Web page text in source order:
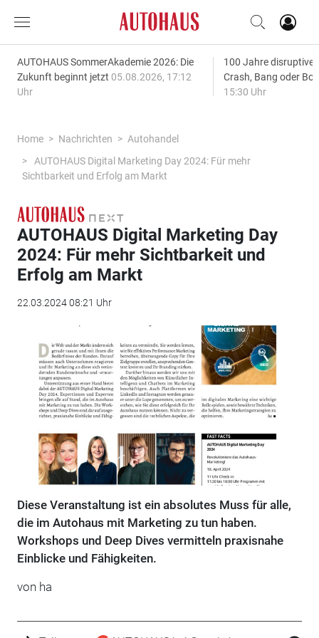
AUTOHAUS SommerAkademie 2026: Die
Zukunft beginnt jetzt 05.08.2026, 17:12
Uhr
100 Jahre disruptive
Crash, Bang oder
15:30 Uhr
Home Nachrichten
Autohandel
AUTOHAUS Digital Marketing Day 2024: Für mehr
Sichtbarkeit und Erfolg am Markt
AUTOHAUS Digital Marketing Day
2024: Für mehr Sichtbarkeit und
Erfolg am Markt
22.03.2024 08:21 Uhr
Diese Veranstaltung ist ein absolutes Muss für alle,
die im Autohaus mit Marketing zu tun haben.
Workshops und Deep Dives vermitteln praxisnahe
Einblicke und Fähigkeiten.
von ha